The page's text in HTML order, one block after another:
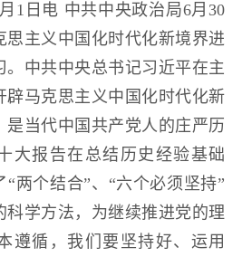
1日电 中共中央政治局6月30
思主义中国化时代化新境界进
。中共中央总书记习近平在主
辟马克思主义中国化时代化新
是当代中国共产党人的庄严历
大报告在总结历史经验基础
两个结合”、“六个必须坚持”
科学方法，为继续推进党的理
遵循，我们要坚持好、运用